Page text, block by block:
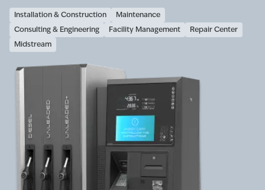
Installation & Construction
Maintenance
Consulting & Engineering
Facility Management
Repair Center
Midstream